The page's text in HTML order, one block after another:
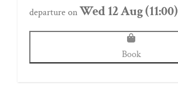
departure onWed 12 Aug (11:00)
Book